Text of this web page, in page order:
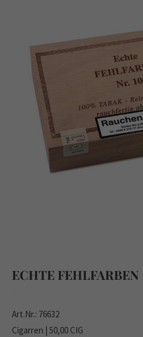
ECHTE
Art.Nr.: 76632
Cigarren | 50,00 CIG